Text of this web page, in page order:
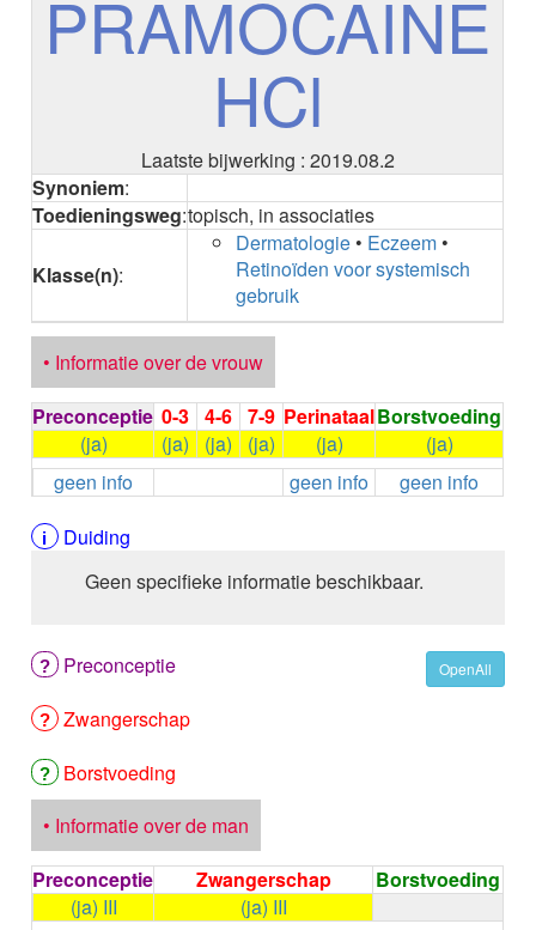
ADENOSINE
AESCINE
AFLIBERCEPT parenteraal
AFLIBERCEPT intravitreaal
AGALSIDASE alfa
AGALSIDASE bèta
AGOMELATINE
ALBUTREPENONACOG ALFA
Stollingsfactor IX; Factor IX
ALCOHOL
ETHANOL
ALECTINIB
ALEMTUZUMAB
ALENDRONAAT
ALENDRONAAT/VIT D3
ALENDRONAAT / VITAMINE D3 / CACO3
ALFENTANYL HCl
ALFUZOSINE
ALGELDRAAT
ALGINAAT Na / BICARBONAAT Na
ALGINAAT Na / Na BICARBONAAT / CALCIUM
CARBONAAT
ALGINEZUUR
ALGLUCOSIDASE alfa
ALIROCUMAB
ALITRETINOINE
ALIZAPRIDE
ALLOPURINOL
ALMOTRIPTAN
ALOGLIPTINE benzoaat
PRAMOCAINE
HCl
Laatste bijwerking : 2019.08.2
Synoniem:
Toedieningsweg:topisch, in associaties
Klasse(n):
Dermatologie • Eczeem •
Retinoïden voor systemisch
gebruik
• Informatie over de vrouw
Preconceptie 0-3 4-6 7-9 PerinataalBorstvoeding
(ja)
(ja) (ja) (ja) (ja)
(ja)
geen info
geen info
geen info
Duiding
Geen specifieke informatie beschikbaar.
OpenAll
Preconceptie
Zwangerschap
Borstvoeding
• Informatie over de man
Preconceptie
Zwangerschap
Borstvoeding
(ja) III
(ja) III